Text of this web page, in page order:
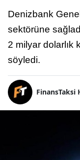
Denizbank
sektörüne
2 milyar dolarlık
söyledi.
FinansTaksi